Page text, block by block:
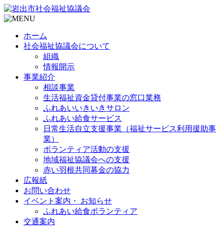
ホーム
社会福祉協議会について
組織
情報開示
事業紹介
相談事業
生活福祉資金貸付事業の窓口業務
ふれあいいきいきサロン
ふれあい給食サービス
日常生活自立支援事業（福祉サービス利用援助事
業）
ボランティア活動の支援
地域福祉協議会への支援
赤い羽根共同募金の協力
広報紙
お問い合わせ
イベント案内・ お知らせ
ふれあい給食ボランティア
交通案内